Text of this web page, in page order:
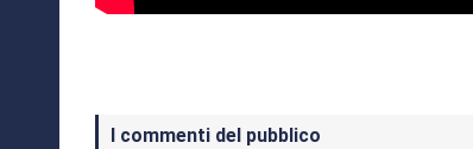
I commenti del pubblico